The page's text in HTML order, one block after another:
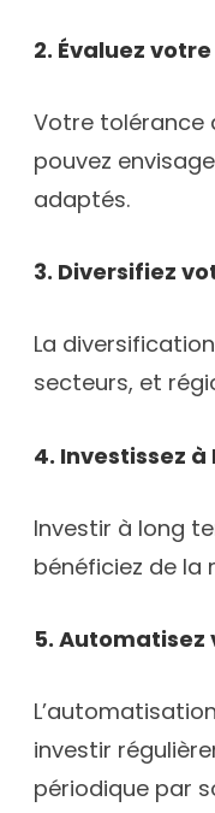
2. Évaluez
Votre tolérance
pouvez
adaptés.
3. Diversifiez
La
secteurs, et
4. Investissez à
Investir à long
bénéficiez de la
5. Automatisez
investir
périodique par